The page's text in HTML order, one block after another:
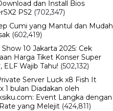
dan Install Bios
PS2 (702,347)
Cumi yang Mantul dan Mudah
(602,419)
10 Jakarta 2025: Cek
Harga Tiket Konser Super
ELF Wajib Tahu! (502,132)
Server Luck x8 Fish It
1 bulan Diadakan oleh
Event Langka dengan
yang Melejit (424,811)